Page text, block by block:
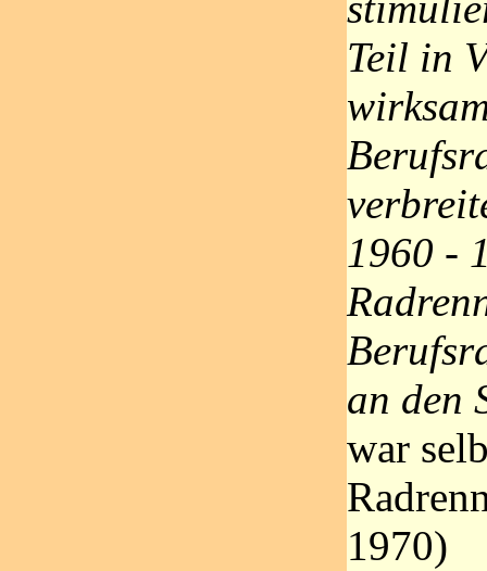
Teil in
1960 -
an den
war
1970)